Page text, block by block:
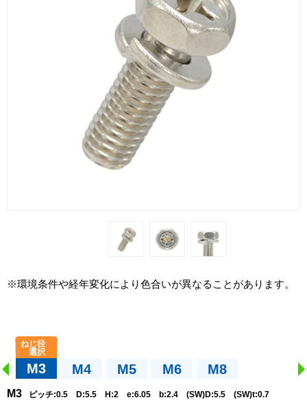
※環境条件や経年変化により色合いが異なることがあります。
M3 M4 M5 M6 M8
M3 ピッチ:0.5 D:5.5 H:2 e:6.05 b:2.4 (SW)D:5.5 (SW)t:0.7